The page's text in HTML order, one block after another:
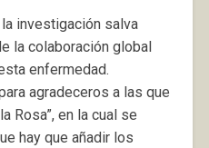
la investigación salva
la colaboración global
enfermedad.
agradeceros a las que
Rosa”, en la cual se
hay que añadir los